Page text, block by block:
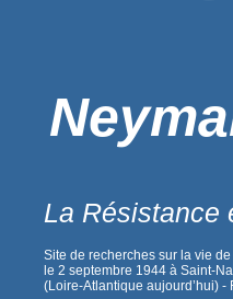
La Résistance
Site de recherches sur la vie
le 2 septembre 1944 à Saint-
(Loire-Atlantique aujourd’hui) -